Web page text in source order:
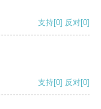
支持[0] 反对[0]
支持[0] 反对[0]